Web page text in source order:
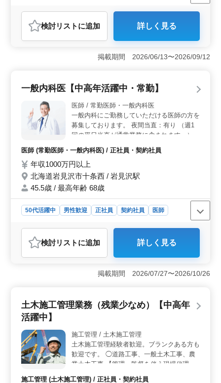
医療事務・受付
おすすめポイント
＜働きやすさ＞ 車通勤OKで、岩見沢駅からのアクセス
が便利。週3〜5日の柔軟な勤務も可能な勤務形態。休憩
全般を担当。受付業務、レセプト業務、クラーク業務な
募集で、職場では中高年も活躍中です。年齢を気にせず
検討リスト に追加 詳しく見る
掲載期間 2026/06/13〜2026/09/12
一般内科医【中高年活躍中・常勤】
医師 / 常勤医師・一般内科医
一般内科にご勤務していただける医師の方を
募集しております。 夜間当直：有り （週1
回の平日当直が通常業務に含まれます。）
医師 (常勤医師・一般内科医) / 正社員・契約社員
年収1000万円以上
北海道岩見沢市十条西 / 岩見沢駅
45.5歳 / 最高年齢 68歳
50代活躍中 男性歓迎 正社員 契約社員 医師
＜専門スキルの活用＞ この求人は、一般内科の経験豊
富な医師に適しており、専門的なスキルを活かして患者
ケアに専念できるお仕事です。10年以上の経験を有する
任を持って対応できます。 ＜勤務環境＞ 週1回の平
ライベートの両立がしやすい環境です。 ＜地域社会
への貢献＞ 病院は地域に根ざして医療サービスを提供
しており、地域包括支援病棟を含む多様な設備を有して
います。経験を活かし、地域社会への貢献もできます。
検討リスト に追加 詳しく見る
掲載期間 2026/07/27〜2026/10/26
土木施工管理業務（残業少なめ）【中高年
活躍中】
施工管理 / 土木施工管理
土木施工管理経験者歓迎。ブランクある方も
歓迎です。 ◯道路工事、一般土木工事、農
業土木工事 【管理・監督を伴う現場代理人
施工管理 (土木施工管理) / 正社員・契約社員